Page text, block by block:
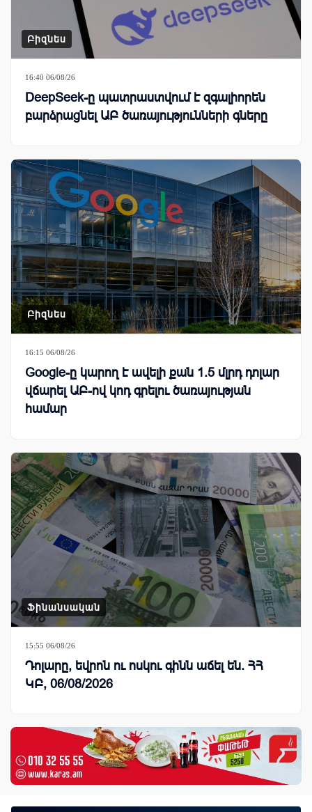
Բիզնես
16:40 06/08/26
DeepSeek-ը պատրաստվում է զգալիորեն
բարձրացնել ԱԲ ծառայությունների գները
Բիզնես
16:15 06/08/26
Google-ը կարող է ավելի քան 1.5 մլրդ դոլար
վճարել ԱԲ-ով կոդ գրելու ծառայության
համար
Ֆինանսական
15:55 06/08/26
Դոլարը, եվրոն ու ոսկու գինն աճել են. ՀՀ
ԿԲ, 06/08/2026